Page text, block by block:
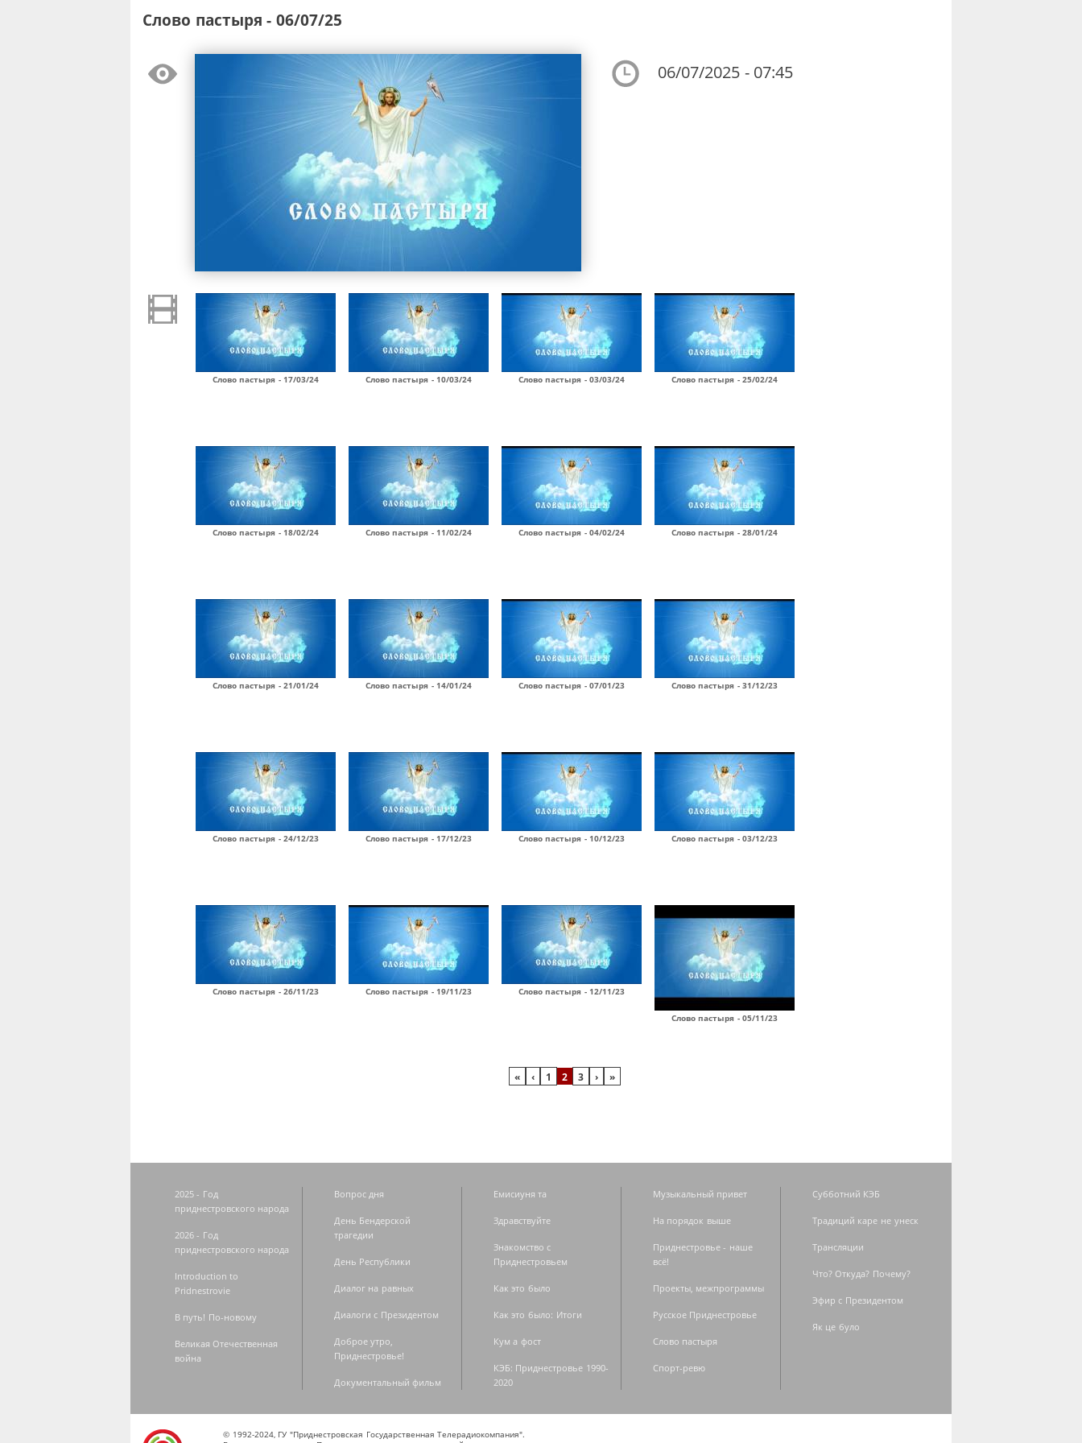
Слово пастыря - 06/07/25
06/07/2025 - 07:45
Слово пастыря - 17/03/24 Слово пастыря - 10/03/24 Слово пастыря - 03/03/24 Слово пастыря - 25/02/24
Слово пастыря - 18/02/24 Слово пастыря - 11/02/24 Слово пастыря - 04/02/24 Слово пастыря - 28/01/24
Слово пастыря - 21/01/24 Слово пастыря - 14/01/24 Слово пастыря - 07/01/23 Слово пастыря - 31/12/23
Слово пастыря - 24/12/23 Слово пастыря - 17/12/23 Слово пастыря - 10/12/23 Слово пастыря - 03/12/23
Слово пастыря - 26/11/23 Слово пастыря - 19/11/23 Слово пастыря - 12/11/23
Слово пастыря - 05/11/23
« ‹ 1 2 3 › »
2025 - Год
приднестровского народа
2026 - Год
приднестровского народа
Introduction to
Pridnestrovie
В путь! По-новому
Великая Отечественная
война
Вопрос дня
День Бендерской
трагедии
День Республики
Диалог на равных
Диалоги с Президентом
Доброе утро,
Приднестровье!
Документальный фильм
Емисиуня та
Здравствуйте
Знакомство с
Приднестровьем
Как это было
Как это было: Итоги
Кум а фост
КЭБ: Приднестровье 1990-
2020
Музыкальный привет
На порядок выше
Приднестровье - наше
всё!
Проекты, межпрограммы
Русское Приднестровье
Слово пастыря
Спорт-ревю
Субботний КЭБ
Традиций каре не унеск
Трансляции
Что? Откуда? Почему?
Эфир с Президентом
Як це було
© 1992-2024, ГУ "Приднестровская Государственная Телерадиокомпания".